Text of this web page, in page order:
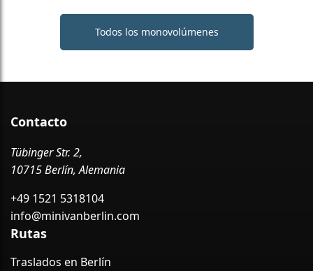
Todos los monovolúmenes
Contacto
Tübinger Str. 2,
10715 Berlín, Alemania
+49 1521 5318104
info@minivanberlin.com
Rutas
Traslados en Berlín